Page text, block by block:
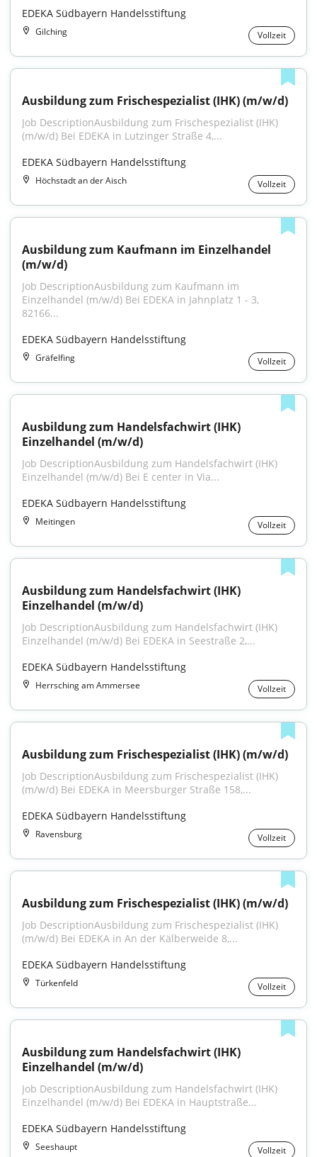
EDEKA Südbayern Handelsstiftung
Gilching Vollzeit
Ausbildung zum Frischespezialist (IHK) (m/w/d)
Job DescriptionAusbildung zum Frischespezialist (IHK)
(m/w/d) Bei EDEKA in Lutzinger Straße 4,...
EDEKA Südbayern Handelsstiftung
Höchstadt an der Aisch Vollzeit
Ausbildung zum Kaufmann im Einzelhandel
(m/w/d)
Job DescriptionAusbildung zum Kaufmann im
Einzelhandel (m/w/d) Bei EDEKA in Jahnplatz 1 - 3,
82166...
EDEKA Südbayern Handelsstiftung
Gräfelfing Vollzeit
Ausbildung zum Handelsfachwirt (IHK)
Einzelhandel (m/w/d)
Job DescriptionAusbildung zum Handelsfachwirt (IHK)
Einzelhandel (m/w/d) Bei E center in Via...
EDEKA Südbayern Handelsstiftung
Meitingen Vollzeit
Ausbildung zum Handelsfachwirt (IHK)
Einzelhandel (m/w/d)
Job DescriptionAusbildung zum Handelsfachwirt (IHK)
Einzelhandel (m/w/d) Bei EDEKA in Seestraße 2,...
EDEKA Südbayern Handelsstiftung
Herrsching am Ammersee Vollzeit
Ausbildung zum Frischespezialist (IHK) (m/w/d)
Job DescriptionAusbildung zum Frischespezialist (IHK)
(m/w/d) Bei EDEKA in Meersburger Straße 158,...
EDEKA Südbayern Handelsstiftung
Ravensburg Vollzeit
Ausbildung zum Frischespezialist (IHK) (m/w/d)
Job DescriptionAusbildung zum Frischespezialist (IHK)
(m/w/d) Bei EDEKA in An der Kälberweide 8,...
EDEKA Südbayern Handelsstiftung
Türkenfeld Vollzeit
Ausbildung zum Handelsfachwirt (IHK)
Einzelhandel (m/w/d)
Job DescriptionAusbildung zum Handelsfachwirt (IHK)
Einzelhandel (m/w/d) Bei EDEKA in Hauptstraße...
EDEKA Südbayern Handelsstiftung
Seeshaupt Vollzeit